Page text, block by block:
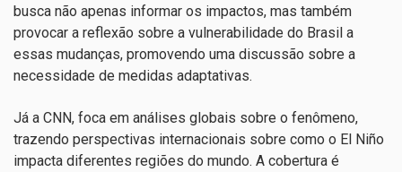
busca não apenas informar os impactos, mas também
provocar a reflexão sobre a vulnerabilidade do Brasil a
essas mudanças, promovendo uma discussão sobre a
necessidade de medidas adaptativas.
Já a CNN, foca em análises globais sobre o fenômeno,
trazendo perspectivas internacionais sobre como o El Niño
impacta diferentes regiões do mundo. A cobertura é